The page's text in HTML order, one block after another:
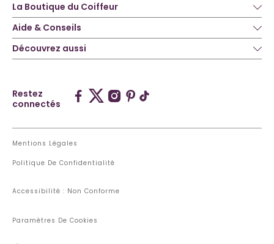
La Boutique du Coiffeur
Aide & Conseils
Découvrez aussi
Restez
connectés
Mentions Légales
Politique De Confidentialité
Accessibilité : Non Conforme
Paramètres De Cookies